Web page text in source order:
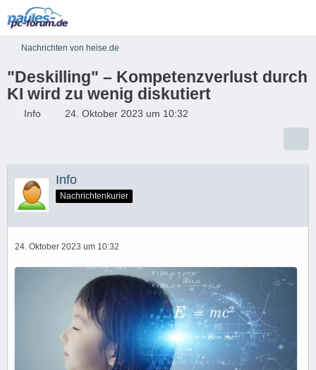
Nachrichten von heise.de
"Deskilling" – Kompetenzverlust durch
KI wird zu wenig diskutiert
Info 24. Oktober 2023 um 10:32
Info
Nachrichtenkurier
24. Oktober 2023 um 10:32